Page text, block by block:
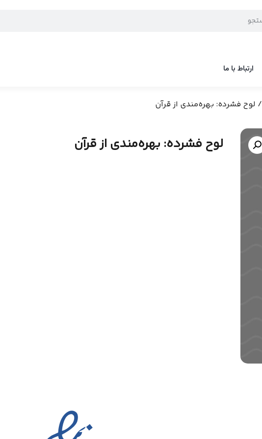
ارتباط با ما
/ لوح فشرده: بهره‌مندی از قرآن
لوح فشرده: بهره‌مندی از قرآن